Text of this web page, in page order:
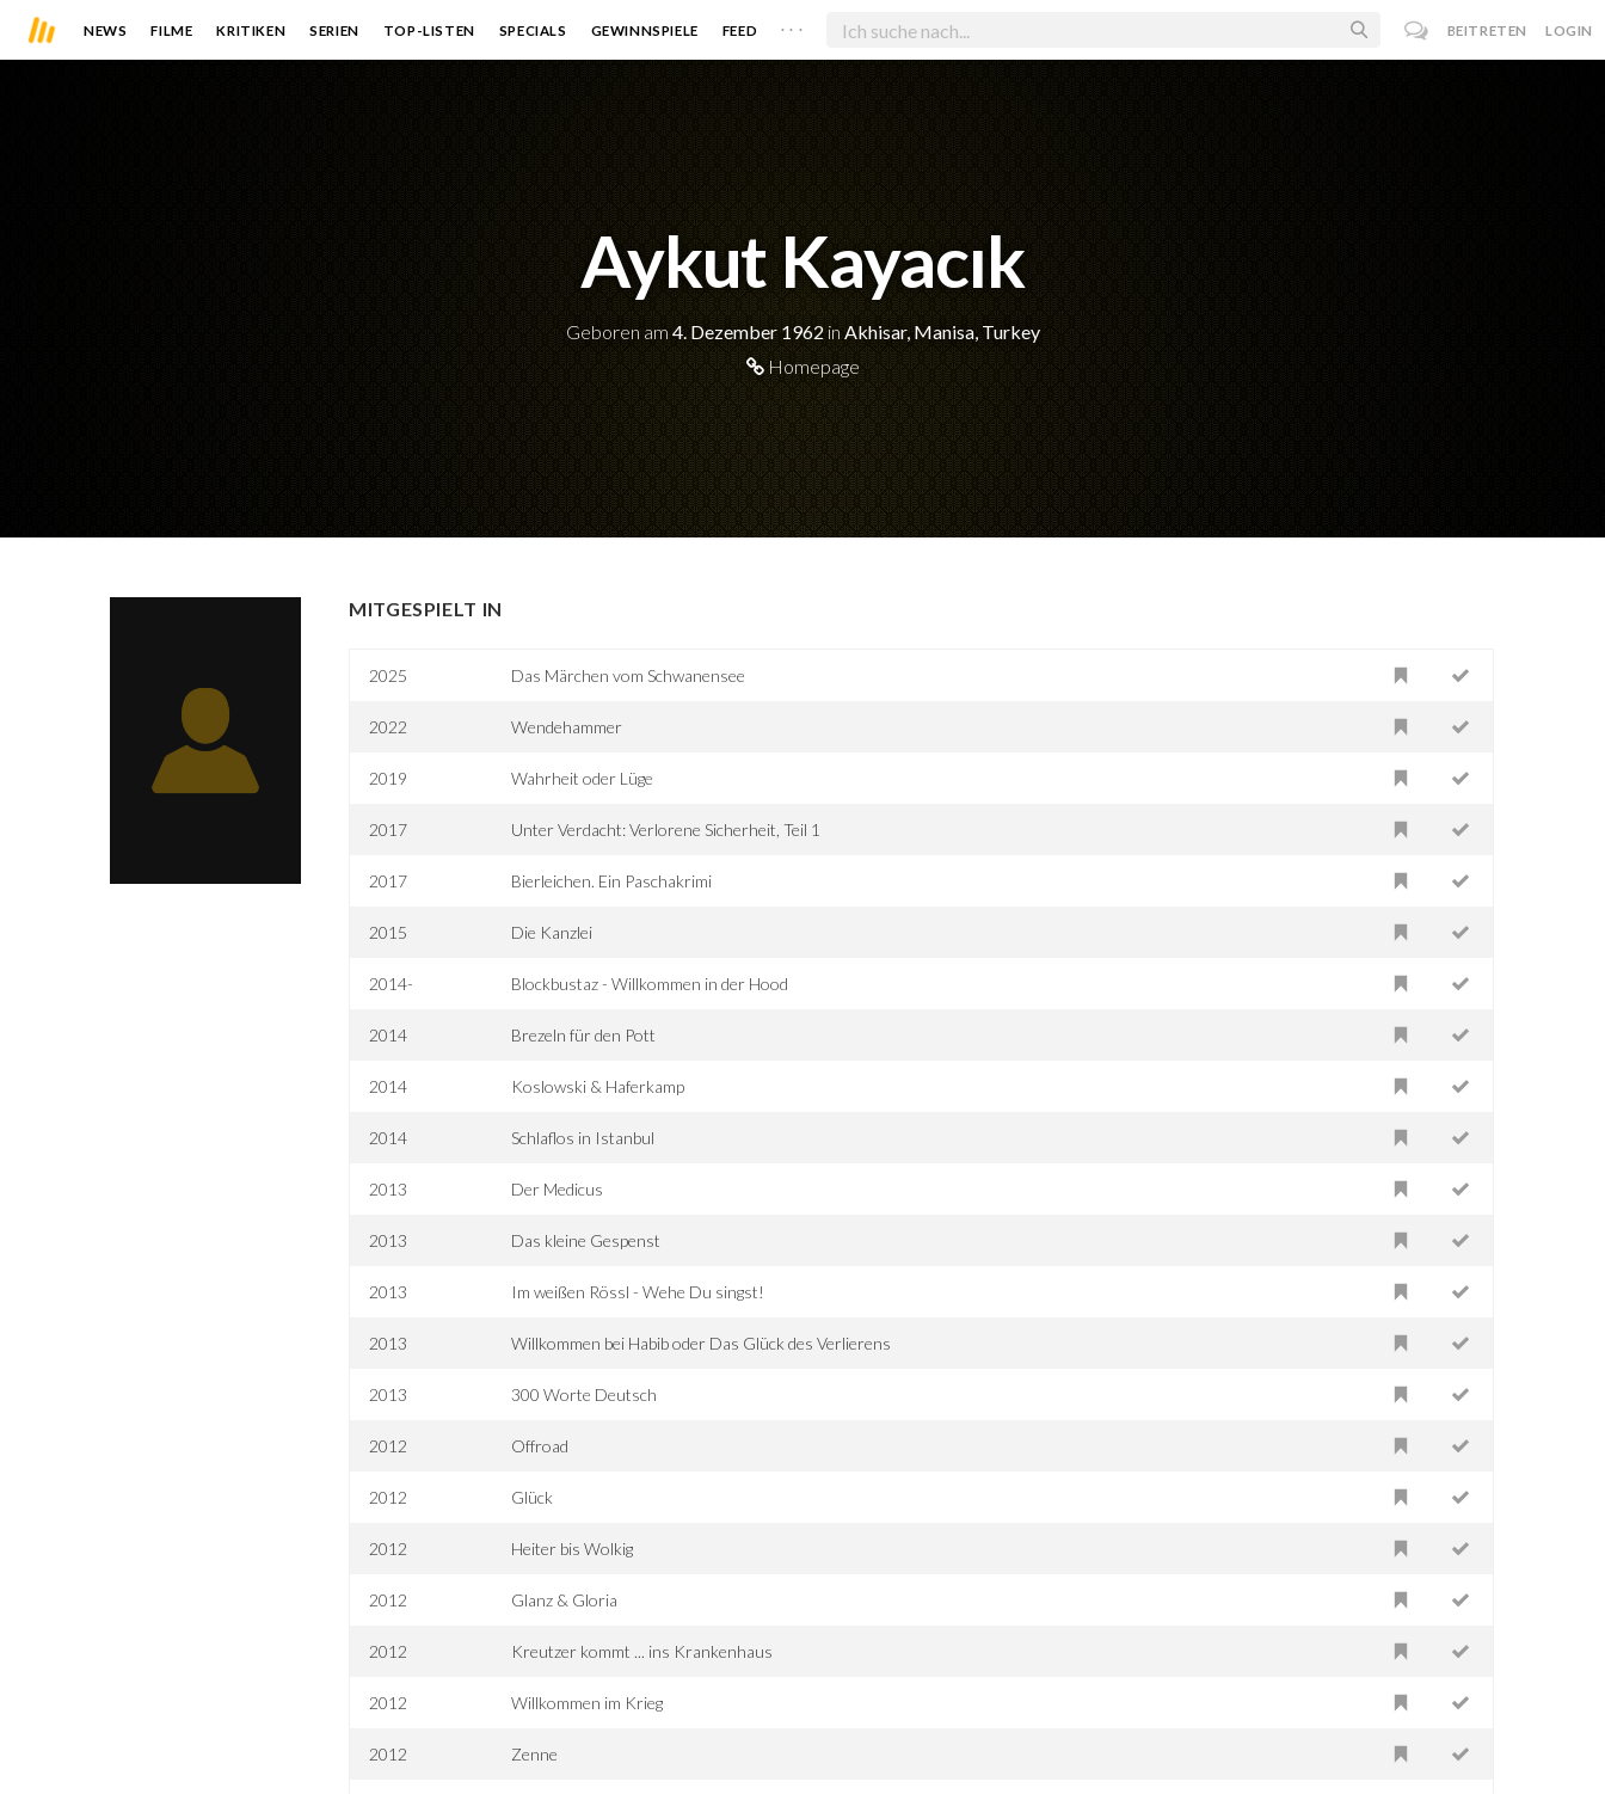
NEWS FILME KRITIKEN SERIEN TOP-LISTEN SPECIALS GEWINNSPIELE FEED . . . BEITRETEN LOGIN
Aykut Kayacık
Geboren am 4. Dezember 1962in Akhisar, Manisa, Turkey
Homepage
MITGESPIELT IN
2025 Das Märchen vom Schwanensee
2022 Wendehammer
2019 Wahrheit oder Lüge
2017 Unter Verdacht: Verlorene Sicherheit, Teil 1
2017 Bierleichen. Ein Paschakrimi
2015 Die Kanzlei
2014- Blockbustaz - Willkommen in der Hood
2014 Brezeln für den Pott
2014 Koslowski & Haferkamp
2014 Schlaflos in Istanbul
2013 Der Medicus
2013 Das kleine Gespenst
2013 Im weißen Rössl - Wehe Du singst!
2013 Willkommen bei Habib oder Das Glück des Verlierens
2013 300 Worte Deutsch
2012 Offroad
2012 Glück
2012 Heiter bis Wolkig
2012 Glanz & Gloria
2012 Kreutzer kommt ... ins Krankenhaus
2012 Willkommen im Krieg
2012 Zenne